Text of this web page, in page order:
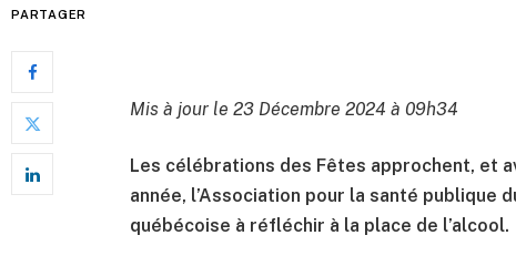
PARTAGER
Mis à jour le 23 Décembre 2024 à 09h34
Les célébrations des Fêtes approchent, et
année, l’Association pour la santé publique
québécoise à réfléchir à la place de l’alcool.